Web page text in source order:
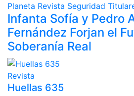
Planeta Revista Seguridad
Infanta Sofía y Pedro
Fernández Forjan el
Soberanía Real
Revista
Huellas 635